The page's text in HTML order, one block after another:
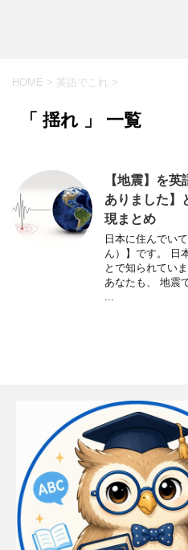
HOME > 英語でこれ >
「 揺れ 」 一覧
【地震】を
ありました】
現まとめ
日本に住んでい
ん）】です。 日
とで知られてい
あなたも、 地震